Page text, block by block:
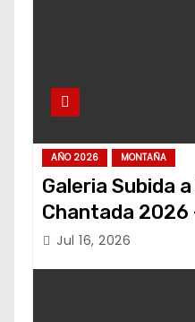
AÑO 2026 MONTAÑA
Galeria Subida
Chantada 2026
Jul 16, 2026